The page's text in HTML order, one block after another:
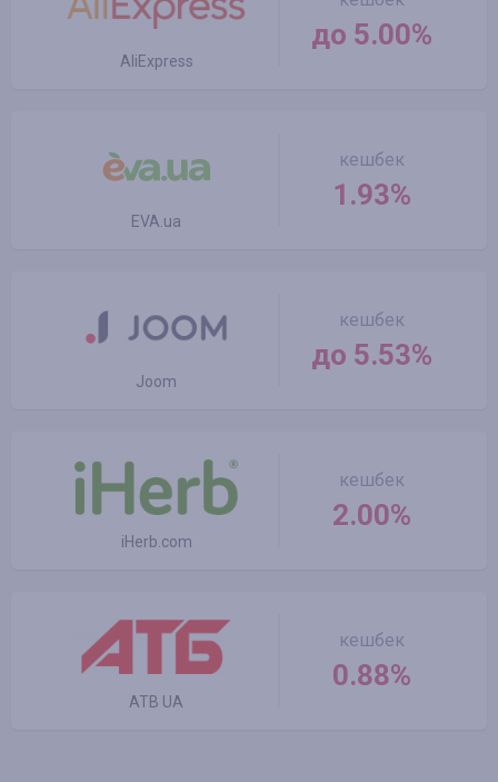
AliExpress
до 5.00%
EVA.ua
кешбек
1.93%
Joom
кешбек
до 5.53%
iHerb.com
кешбек
2.00%
ATB UA
кешбек
0.88%